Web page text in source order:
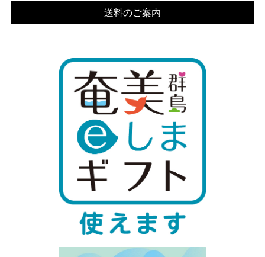
送料のご案内